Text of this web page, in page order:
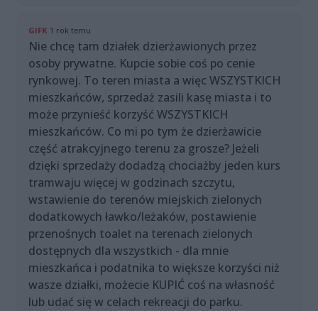
GIFK 1 rok temu
Nie chcę tam działek dzierżawionych przez
osoby prywatne. Kupcie sobie coś po cenie
rynkowej. To teren miasta a więc WSZYSTKICH
mieszkańców, sprzedaż zasili kasę miasta i to
może przynieść korzyść WSZYSTKICH
mieszkańców. Co mi po tym że dzierżawicie
część atrakcyjnego terenu za grosze? Jeżeli
dzięki sprzedaży dodadzą chociażby jeden kurs
tramwaju więcej w godzinach szczytu,
wstawienie do terenów miejskich zielonych
dodatkowych ławko/leżaków, postawienie
przenośnych toalet na terenach zielonych
dostępnych dla wszystkich - dla mnie
mieszkańca i podatnika to większe korzyści niż
wasze działki, możecie KUPIĆ coś na własność
lub udać się w celach rekreacji do parku.